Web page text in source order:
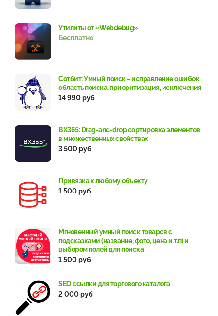
Утилиты от «Webdebug»
Бесплатно
Сотбит: Умный поиск – исправление ошибок,
область поиска, приоритизация, исключения
14 990 руб
BX365: Drag-and-drop сортировка элементов
в множественных свойствах
3 500 руб
Привязка к любому объекту
1 500 руб
Мгновенный умный поиск товаров с
подсказками (название, фото, цена и т.п) и
выбором полей для поиска
1 500 руб
SEO ссылки для торгового каталога
2 000 руб